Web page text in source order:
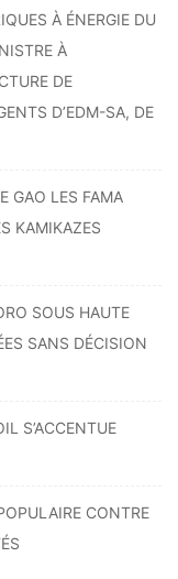
À ÉNERGIE DU
À
DE
D’EDM-SA, DE
GAO LES FAMA
KAMIKAZES
SOUS HAUTE
SANS DÉCISION
S’ACCENTUE
CONTRE